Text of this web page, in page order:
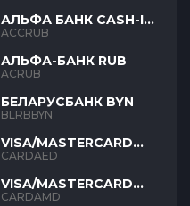
АЛЬФА БАНК CASH-IN
RUB
ACCRUB
АЛЬФА-БАНК RUB
ACRUB
БЕЛАРУСБАНК BYN
BLRBBYN
VISA/MASTERCARD
AED
CARDAED
VISA/MASTERCARD
AMD
CARDAMD